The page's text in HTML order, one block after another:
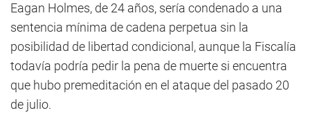
Eagan Holmes, de 24 años, sería condenado a una
sentencia mínima de cadena perpetua sin la
posibilidad de libertad condicional, aunque la Fiscalía
todavía podría pedir la pena de muerte si encuentra
que hubo premeditación en el ataque del pasado 20
de julio.